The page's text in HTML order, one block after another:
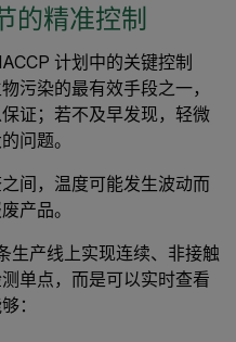
的精准控制
计划中的关键控制
污染的最有效手段之一，
证；若不及早发现，轻微
问题。
间，温度可能发生波动而
产品。
生产线上实现连续、非接触
单点，而是可以实时查看
：